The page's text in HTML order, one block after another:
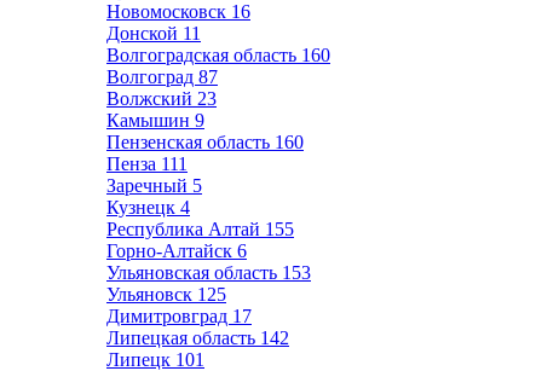
Новомосковск 16
Донской 11
Волгоградская область 160
Волгоград 87
Волжский 23
Камышин 9
Пензенская область 160
Пенза 111
Заречный 5
Кузнецк 4
Республика Алтай 155
Горно-Алтайск 6
Ульяновская область 153
Ульяновск 125
Димитровград 17
Липецкая область 142
Липецк 101